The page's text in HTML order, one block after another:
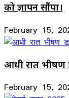
को ज्ञापन सौंपा।
February 15,
आधी रात भीषण
February 15,